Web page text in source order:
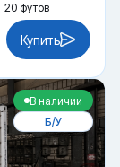
20 футов
Купить
В наличии
Б/У